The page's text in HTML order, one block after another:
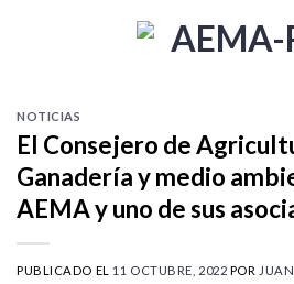
NOTICIAS
El Consejero de
Ganadería y medio
AEMA y uno de sus
PUBLICADO EL 11 OCTUBRE, 2022 POR